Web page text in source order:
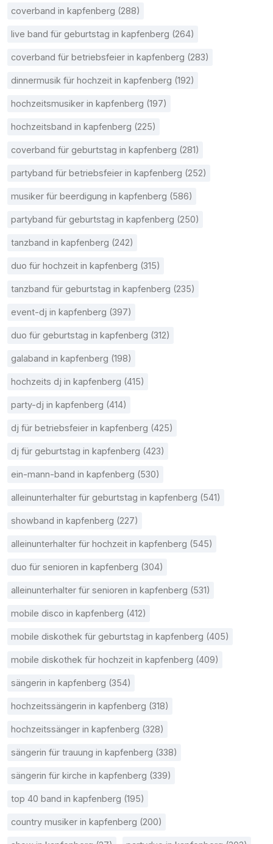
coverband in kapfenberg (288)
live band für geburtstag in kapfenberg (264)
coverband für betriebsfeier in kapfenberg (283)
dinnermusik für hochzeit in kapfenberg (192)
hochzeitsmusiker in kapfenberg (197)
hochzeitsband in kapfenberg (225)
coverband für geburtstag in kapfenberg (281)
partyband für betriebsfeier in kapfenberg (252)
musiker für beerdigung in kapfenberg (586)
partyband für geburtstag in kapfenberg (250)
tanzband in kapfenberg (242)
duo für hochzeit in kapfenberg (315)
tanzband für geburtstag in kapfenberg (235)
event-dj in kapfenberg (397)
duo für geburtstag in kapfenberg (312)
galaband in kapfenberg (198)
hochzeits dj in kapfenberg (415)
party-dj in kapfenberg (414)
dj für betriebsfeier in kapfenberg (425)
dj für geburtstag in kapfenberg (423)
ein-mann-band in kapfenberg (530)
alleinunterhalter für geburtstag in kapfenberg (541)
showband in kapfenberg (227)
alleinunterhalter für hochzeit in kapfenberg (545)
duo für senioren in kapfenberg (304)
alleinunterhalter für senioren in kapfenberg (531)
mobile disco in kapfenberg (412)
mobile diskothek für geburtstag in kapfenberg (405)
mobile diskothek für hochzeit in kapfenberg (409)
sängerin in kapfenberg (354)
hochzeitssängerin in kapfenberg (318)
hochzeitssänger in kapfenberg (328)
sängerin für trauung in kapfenberg (338)
sängerin für kirche in kapfenberg (339)
top 40 band in kapfenberg (195)
country musiker in kapfenberg (200)